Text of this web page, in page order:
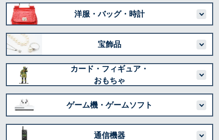
洋服・バッグ・時計
宝飾品
カード・フィギュア・
おもちゃ
ゲーム機・ゲームソフト
通信機器